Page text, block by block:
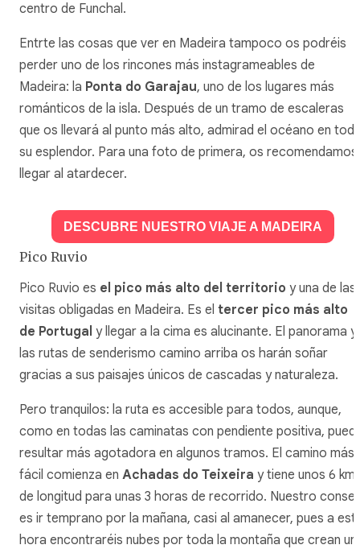
centro de Funchal.
Entrte las cosas que ver en Madeira tampoco os podréis
perder uno de los rincones más instagrameables de
Madeira: la Ponta do Garajau, uno de los lugares más
románticos de la isla. Después de un tramo de escaleras
que os llevará al punto más alto, admirad el océano en
su esplendor. Para una foto de primera, os recomendamos
llegar al atardecer.
DESCUBRE NUESTRO VIAJE A MADEIRA
Pico Ruvio
Pico Ruvio es el pico más alto del territorio y una de las
visitas obligadas en Madeira. Es el tercer pico más alto
de Portugal y llegar a la cima es alucinante. El panorama y
las rutas de senderismo camino arriba os harán soñar
gracias a sus paisajes únicos de cascadas y naturaleza.
Pero tranquilos: la ruta es accesible para todos, aunque,
como en todas las caminatas con pendiente positiva,
resultar más agotadora en algunos tramos. El camino más
fácil comienza en Achadas do Teixeira y tiene unos 6 km
de longitud para unas 3 horas de recorrido. Nuestro
es ir temprano por la mañana, casi al amanecer, pues a
hora encontraréis nubes por toda la montaña que crean un